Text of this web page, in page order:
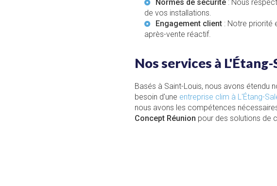
Normes de sécurité : Nous
de vos installations.
Engagement client : Notre priorité
après-vente réactif.
Nos services à L'Étang-
Basés à Saint-Louis, nous avons étendu
besoin d'une entreprise clim à L'Étang-
nous avons les compétences
Concept Réunion pour des solutions de